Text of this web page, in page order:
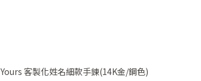
Yours 客製化姓名細款手鍊(14K金/鋼色)